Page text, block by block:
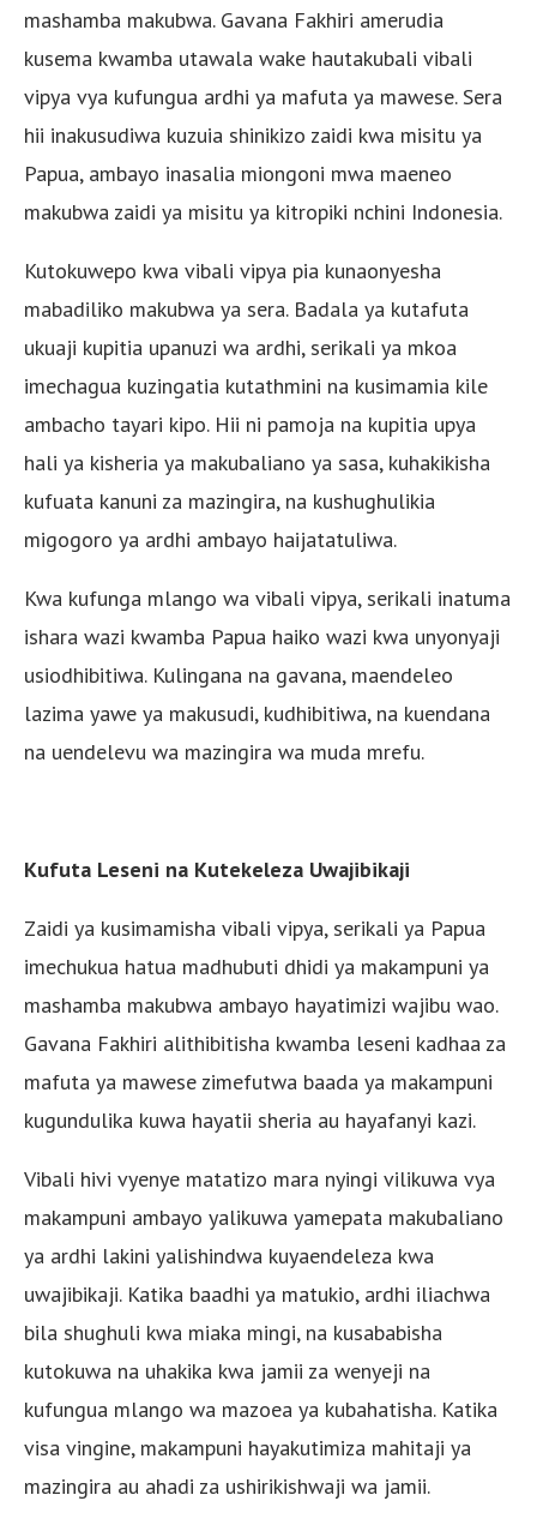
mashamba makubwa. Gavana Fakhiri amerudia
kusema kwamba utawala wake hautakubali vibali
vipya vya kufungua ardhi ya mafuta ya mawese. Sera
hii inakusudiwa kuzuia shinikizo zaidi kwa misitu ya
Papua, ambayo inasalia miongoni mwa maeneo
makubwa zaidi ya misitu ya kitropiki nchini Indonesia.
Kutokuwepo kwa vibali vipya pia kunaonyesha
mabadiliko makubwa ya sera. Badala ya kutafuta
ukuaji kupitia upanuzi wa ardhi, serikali ya mkoa
imechagua kuzingatia kutathmini na kusimamia kile
ambacho tayari kipo. Hii ni pamoja na kupitia upya
hali ya kisheria ya makubaliano ya sasa, kuhakikisha
kufuata kanuni za mazingira, na kushughulikia
migogoro ya ardhi ambayo haijatatuliwa.
Kwa kufunga mlango wa vibali vipya, serikali inatuma
ishara wazi kwamba Papua haiko wazi kwa unyonyaji
usiodhibitiwa. Kulingana na gavana, maendeleo
lazima yawe ya makusudi, kudhibitiwa, na kuendana
na uendelevu wa mazingira wa muda mrefu.
Kufuta Leseni na Kutekeleza Uwajibikaji
Zaidi ya kusimamisha vibali vipya, serikali ya Papua
imechukua hatua madhubuti dhidi ya makampuni ya
mashamba makubwa ambayo hayatimizi wajibu wao.
Gavana Fakhiri alithibitisha kwamba leseni kadhaa za
mafuta ya mawese zimefutwa baada ya makampuni
kugundulika kuwa hayatii sheria au hayafanyi kazi.
Vibali hivi vyenye matatizo mara nyingi vilikuwa vya
makampuni ambayo yalikuwa yamepata makubaliano
ya ardhi lakini yalishindwa kuyaendeleza kwa
uwajibikaji. Katika baadhi ya matukio, ardhi iliachwa
bila shughuli kwa miaka mingi, na kusababisha
kutokuwa na uhakika kwa jamii za wenyeji na
kufungua mlango wa mazoea ya kubahatisha. Katika
visa vingine, makampuni hayakutimiza mahitaji ya
mazingira au ahadi za ushirikishwaji wa jamii.